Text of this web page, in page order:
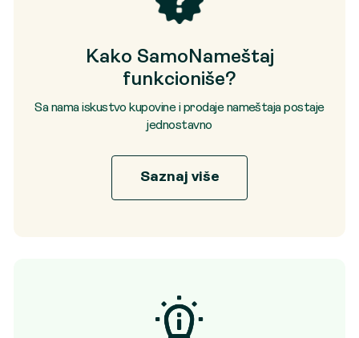
Kako SamoNameštaj
funkcioniše?
Sa nama iskustvo kupovine i prodaje nameštaja postaje
jednostavno
Saznaj više